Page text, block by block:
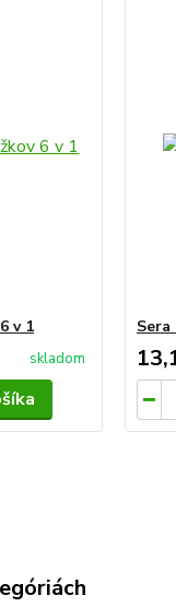
v 1
skladom